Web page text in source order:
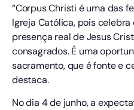
“Corpus Christi é uma das
Igreja Católica, pois
presença real de Jesus
consagrados. É uma
sacramento, que é fonte e
destaca.
No dia 4 de junho, a